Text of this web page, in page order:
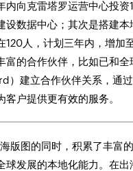
内向克雷塔罗运营中心投
设数据中心；其次是搭建本
120人，计划三年内，增加
富的合作伙伴，比如已和全
）建立合作伙伴关系，通
客户提供更有效的服务。
版图的同时，积累了丰富
球发展的本地化能力。在出